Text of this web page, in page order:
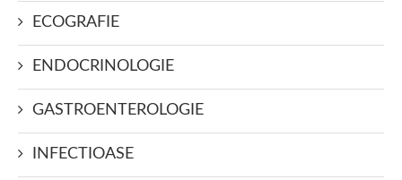
ECOGRAFIE
ENDOCRINOLOGIE
GASTROENTEROLOGIE
INFECTIOASE